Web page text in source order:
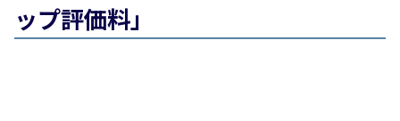
ップ評価料」